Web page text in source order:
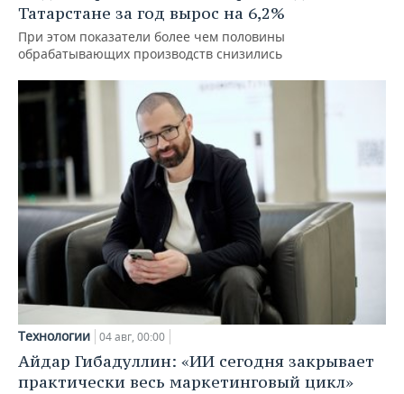
Татарстане за год вырос на 6,2%
При этом показатели более чем половины
обрабатывающих производств снизились
Технологии 04 авг, 00:00
Айдар Гибадуллин: «ИИ сегодня закрывает
практически весь маркетинговый цикл»